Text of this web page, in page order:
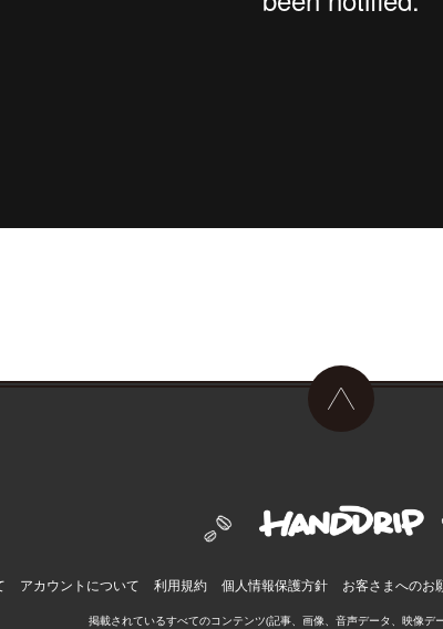
アカウントについて 利用規約 個人情報保護方針 お客さまへのお
掲載されているすべてのコンテンツ(記事、画像、音声データ、映像デ